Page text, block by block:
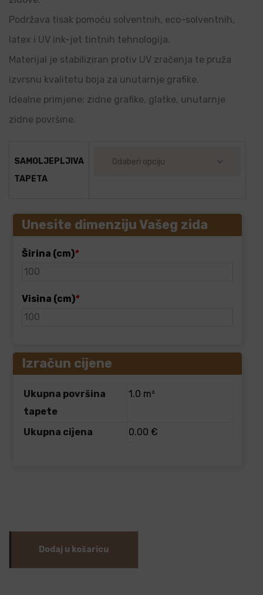
Podržava tisak pomoću solventnih, eco-solventnih,
latex i UV ink-jet tintnih tehnologija.
Materijal je stabiliziran protiv UV zračenja te pruža
izvrsnu kvalitetu boja za unutarnje grafike.
Idealne primjene: zidne grafike, glatke, unutarnje
zidne površine.
SAMOLJEPLJIVA
TAPETA
Unesite dimenziju Vašeg zida
Širina (cm)*
Visina (cm)*
Izračun cijene
Ukupna površina
tapete
1.0 m²
Ukupna cijena 0.00 €
Dodaj u košaricu